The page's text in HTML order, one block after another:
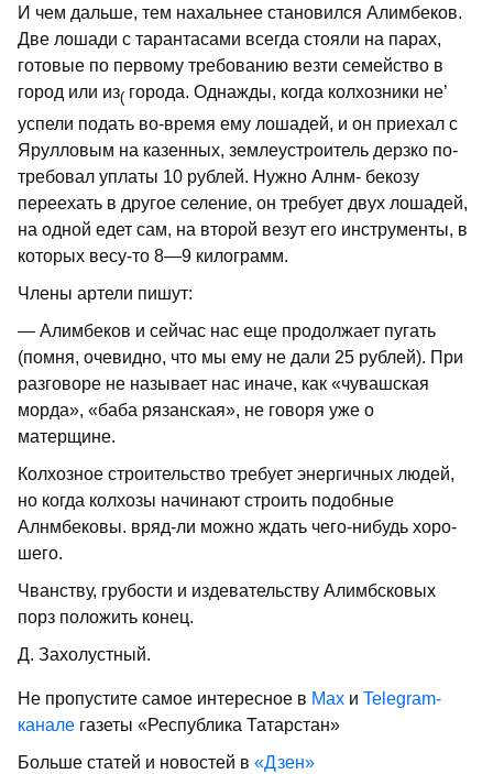
И чем дальше, тем нахальнее стано­вился Алимбеков.
Две лошади с таран­тасами всегда стояли на парах,
готовые по первому требованию везти семейство в
город или из( города. Однажды, когда колхозники не’
успели подать во-время ему лошадей, и он приехал с
Ярулловым на казенных, землеустроитель дерзко по­
требовал уплаты 10 рублей. Нужно Алнм- бекозу
переехать в другое селение, он требует двух лошадей,
на одной едет сам, на второй везут его инструменты, в
ко­торых весу-то 8—9 килограмм.
Члены артели пишут:
— Алимбеков и сейчас нас еще продол­жает пугать
(помня, очевидно, что мы ему не дали 25 рублей). При
разговоре не называет нас иначе, как «чувашская
морда», «баба рязанская», не говоря уже о
матерщине.
Колхозное строительство требует энер­гичных людей,
но когда колхозы начи­нают строить подобные
Алнмбековы. вряд-ли можно ждать чего-нибудь хоро­
шего.
Чванству, грубости и издевательству Алимбсковых
порз положить конец.
Д. Захолустный.
Не пропустите самое интересное в Max и Telegram-
канале газеты «Республика Татарстан»
Больше статей и новостей в «Дзен»